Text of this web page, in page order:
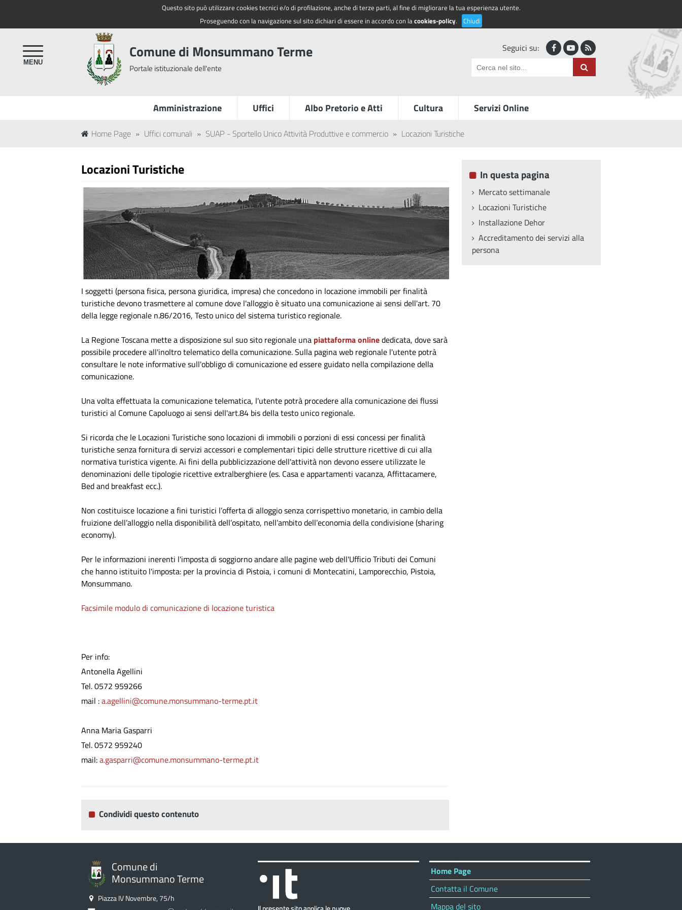
Questo sito può utilizzare cookies tecnici e/o di profilazione, anche di terze parti, al fine di migliorare la tua esperienza utente.
Proseguendo con la navigazione sul sito dichiari di essere in accordo con lacookies-policy. Chiudi
Seguici su:
Comune di Monsummano Terme
Portale istituzionale dell'ente
Amministrazione Uffici Albo Pretorio e Atti Cultura Servizi Online
Home Page » Uffici comunali » SUAP - Sportello Unico Attività Produttive e commercio » Locazioni Turistiche
Locazioni Turistiche
I soggetti (persona fisica, persona giuridica, impresa) che concedono in locazione immobili per finalità
turistiche devono trasmettere al comune dove l'alloggio è situato una comunicazione ai sensi dell'art. 70
della legge regionale n.86/2016, Testo unico del sistema turistico regionale.
La Regione Toscana mette a disposizione sul suo sito regionale una piattaforma onlinededicata, dove sarà
possibile procedere all'inoltro telematico della comunicazione. Sulla pagina web regionale l'utente potrà
consultare le note informative sull'obbligo di comunicazione ed essere guidato nella compilazione della
comunicazione.
Una volta effettuata la comunicazione telematica, l'utente potrà procedere alla comunicazione dei flussi
turistici al Comune Capoluogo ai sensi dell'art.84 bis della testo unico regionale.
Si ricorda che le Locazioni Turistiche sono locazioni di immobili o porzioni di essi concessi per finalità
turistiche senza fornitura di servizi accessori e complementari tipici delle strutture ricettive di cui alla
normativa turistica vigente. Ai fini della pubblicizzazione dell'attività non devono essere utilizzate le
denominazioni delle tipologie ricettive extralberghiere (es. Casa e appartamenti vacanza, Affittacamere,
Bed and breakfast ecc.).
Non costituisce locazione a fini turistici l’offerta di alloggio senza corrispettivo monetario, in cambio della
fruizione dell’alloggio nella disponibilità dell’ospitato, nell’ambito dell’economia della condivisione (sharing
economy).
Per le informazioni inerenti l'imposta di soggiorno andare alle pagine web dell'Ufficio Tributi dei Comuni
che hanno istituito l'imposta: per la provincia di Pistoia, i comuni di Montecatini, Lamporecchio, Pistoia,
Monsummano.
Facsimile modulo di comunicazione di locazione turistica
Per info:
Antonella Agellini
Tel. 0572 959266
mail :a.agellini@comune.monsummano-terme.pt.it
Anna Maria Gasparri
Tel. 0572 959240
mail:a.gasparri@comune.monsummano-terme.pt.it
In questa pagina
Mercato settimanale
Locazioni Turistiche
Installazione Dehor
Accreditamento dei servizi alla
persona
Condividi questo contenuto
Comune di
Monsummano Terme
Piazza IV Novembre, 75/h
Home Page
Contatta il Comune
Mappa del sito